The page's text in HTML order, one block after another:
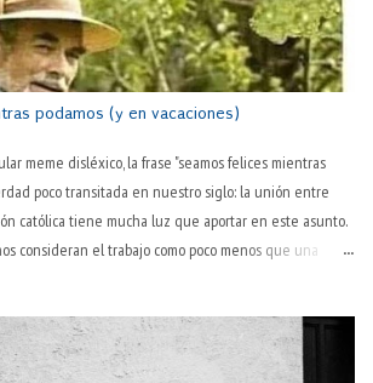
podamos (y en vacaciones)
meme disléxico, la frase "seamos felices mientras
poco transitada en nuestro siglo: la unión entre
católica tiene mucha luz que aportar en este asunto.
consideran el trabajo como poco menos que una
El hablar normal —y quizás ya poco habitual— así lo
ya muy trabajado; cámbiatelo". El trabajo